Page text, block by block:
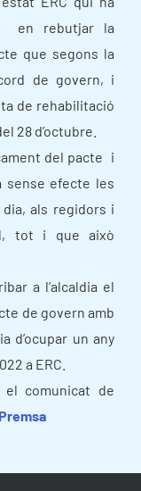
en rebutjar la
que segons la
de govern, i
de rehabilitació
28 d’octubre.
del pacte i
sense efecte les
als regidors i
tot i que això
a l’alcaldia el
de govern amb
d’ocupar un any
a ERC.
comunicat de